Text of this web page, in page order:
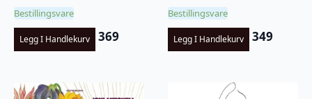
Bestillingsvare
Legg I Handlekurv 369
Bestillingsvare
Legg I Handlekurv 349